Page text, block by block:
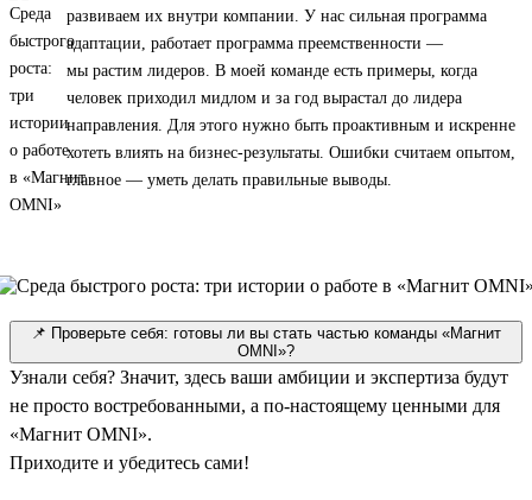
развиваем их внутри компании. У нас сильная программа
адаптации, работает программа преемственности —
мы растим лидеров. В моей команде есть примеры, когда
человек приходил мидлом и за год вырастал до лидера
направления. Для этого нужно быть проактивным и искренне
хотеть влиять на бизнес-результаты. Ошибки считаем опытом,
главное — уметь делать правильные выводы.
📌 Проверьте себя: готовы ли вы стать частью команды «Магнит
OMNI»?
Узнали себя? Значит, здесь ваши амбиции и экспертиза будут
не просто востребованными, а по-настоящему ценными для
«Магнит OMNI».
Приходите и убедитесь сами!